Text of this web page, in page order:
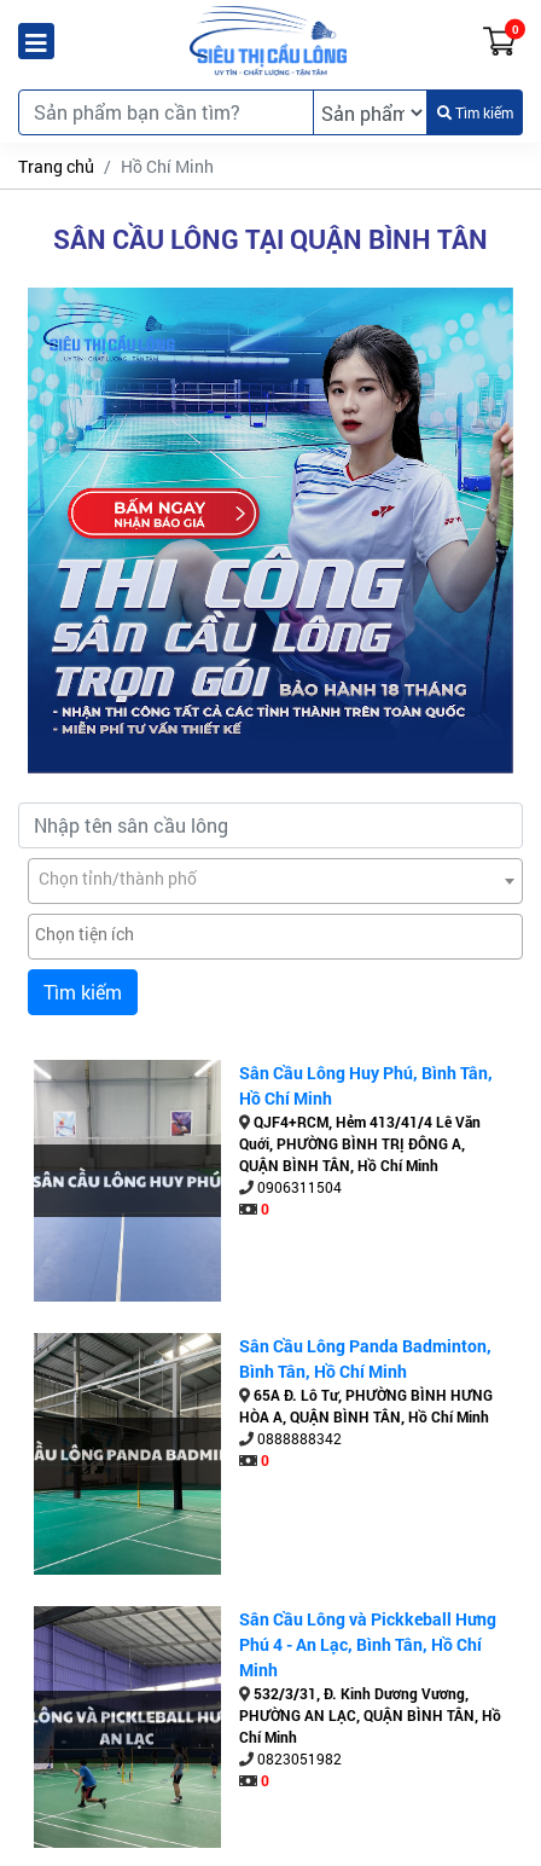
0
Tìm kiếm
Trang chủ Hồ Chí Minh
SÂN CẦU LÔNG TẠI QUẬN BÌNH TÂN
Chọn tỉnh/thành phố
Tìm kiếm
Sân Cầu Lông Huy Phú, Bình Tân,
Hồ Chí Minh
QJF4+RCM, Hẻm 413/41/4 Lê Văn
Quới, PHƯỜNG BÌNH TRỊ ĐÔNG A,
QUẬN BÌNH TÂN, Hồ Chí Minh
0906311504
0
Sân Cầu Lông Panda Badminton,
Bình Tân, Hồ Chí Minh
65A Đ. Lô Tư, PHƯỜNG BÌNH HƯNG
HÒA A, QUẬN BÌNH TÂN, Hồ Chí Minh
0888888342
0
Sân Cầu Lông và Pickkeball Hưng
Phú 4 - An Lạc, Bình Tân, Hồ Chí
Minh
532/3/31, Đ. Kinh Dương Vương,
PHƯỜNG AN LẠC, QUẬN BÌNH TÂN, Hồ
Chí Minh
0823051982
0